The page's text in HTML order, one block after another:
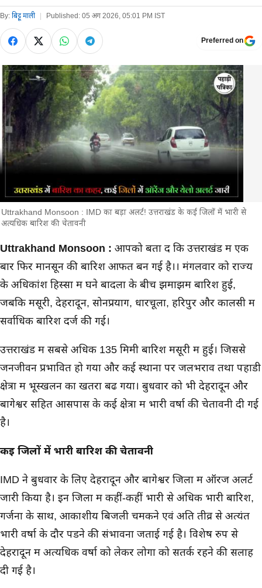
By: बिट्टू माली | Published: 05 अग 2026, 05:01 PM IST
Preferred on
Uttrakhand Monsoon : IMD का बड़ा अलर्ट! उत्तराखंड के कई जिलों में भारी से
अत्यधिक बारिश की चेतावनी
मुख्य समाचार
Uttrakhand Monsoon : आपको बता दें कि उत्तराखंड में एक
बार फिर मानसून की बारिश आफत बन गई है।। मंगलवार को राज्य
के अधिकांश हिस्सों में घने बादलों के बीच झमाझम बारिश हुई,
जबकि मसूरी, देहरादून, सोनप्रयाग, धारचूला, हरिपुर और कालसी में
सर्वाधिक बारिश दर्ज की गई।
उत्तराखंड में सबसे अधिक 135 मिमी बारिश मसूरी में हुई। जिससे
जनजीवन प्रभावित हो गया और कई स्थानों पर जलभराव तथा पहाडी
क्षेत्रों में भूस्खलन का खतरा बढ गया। बुधवार को भी देहरादून और
बागेश्वर सहित आसपास के कई क्षेत्रों में भारी वर्षा की चेतावनी दी गई
है।
कई जिलों में भारी बारिश की चेतावनी
IMD ने बुधवार के लिए देहरादून और बागेश्वर जिलों में ऑरेंज अलर्ट
जारी किया है। इन जिलों में कहीं-कहीं भारी से अधिक भारी बारिश,
गर्जना के साथ, आकाशीय बिजली चमकने एवं अति तीव्र से अत्यंत
भारी वर्षा के दौर पडने की संभावना जताई गई है। विशेष रुप से
देहरादून में अत्यधिक वर्षा को लेकर लोगों को सतर्क रहने की सलाह
दी गई है।